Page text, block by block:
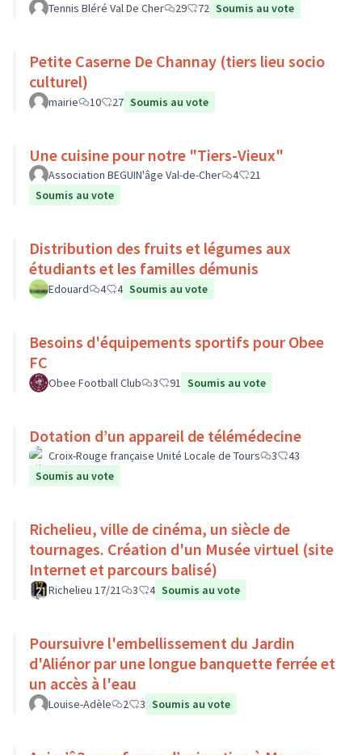
Tennis Bléré Val De Cher 29 72 Soumis au vote
Petite Caserne De Channay (tiers lieu socio
culturel)
mairie 10 27 Soumis au vote
Une cuisine pour notre "Tiers-Vieux"
Association BEGUIN'âge Val-de-Cher 4
21
Soumis au vote
Distribution des fruits et légumes aux
étudiants et les familles démunis
Edouard 4 4 Soumis au vote
Besoins d'équipements sportifs pour Obee
FC
Obee Football Club 3 91 Soumis au vote
Dotation d’un appareil de télémédecine
Croix-Rouge française Unité Locale de Tours 3
43
Soumis au vote
Richelieu, ville de cinéma, un siècle de
tournages. Création d'un Musée virtuel (site
Internet et parcours balisé)
Richelieu 17/21 3 4 Soumis au vote
Poursuivre l'embellissement du Jardin
d'Aliénor par une longue banquette ferrée et
un accès à l'eau
Louise-Adèle 2 3 Soumis au vote